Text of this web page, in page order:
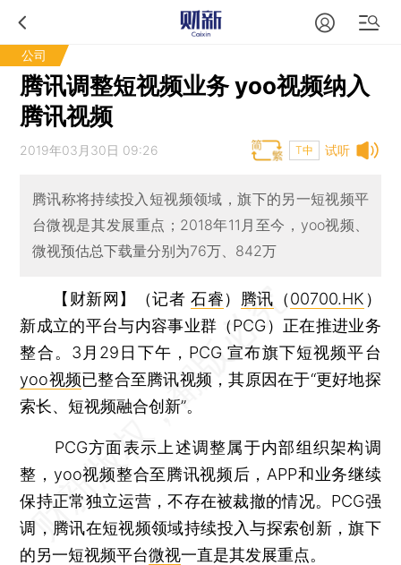
公司
腾讯调整短视频业务 yoo视频纳入
腾讯视频
试听
2019年03月30日 09:26 T中
腾讯称将持续投入短视频领域，旗下的另一短视频平
台微视是其发展重点；2018年11月至今，yoo视频、
微视预估总下载量分别为76万、842万
【财新网】（记者石睿） 腾讯 （00700.HK ）
新成立的平台与内容事业群（PCG）正在推进业务
整合。3月29日下午，PCG 宣布旗下短视频平台
yoo视频已整合至腾讯视频，其原因在于“更好地探
索长、短视频融合创新”。
PCG方面表示上述调整属于内部组织架构调
整，yoo视频整合至腾讯视频后，APP和业务继续
保持正常独立运营，不存在被裁撤的情况。PCG强
调，腾讯在短视频领域持续投入与探索创新，旗下
的另一短视频平台微视一直是其发展重点。